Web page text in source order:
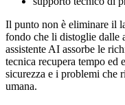
Il punto non è eliminare il
fondo che li distoglie dalle
assistente AI assorbe le
tecnica recupera tempo ed
sicurezza e i problemi che
umana.